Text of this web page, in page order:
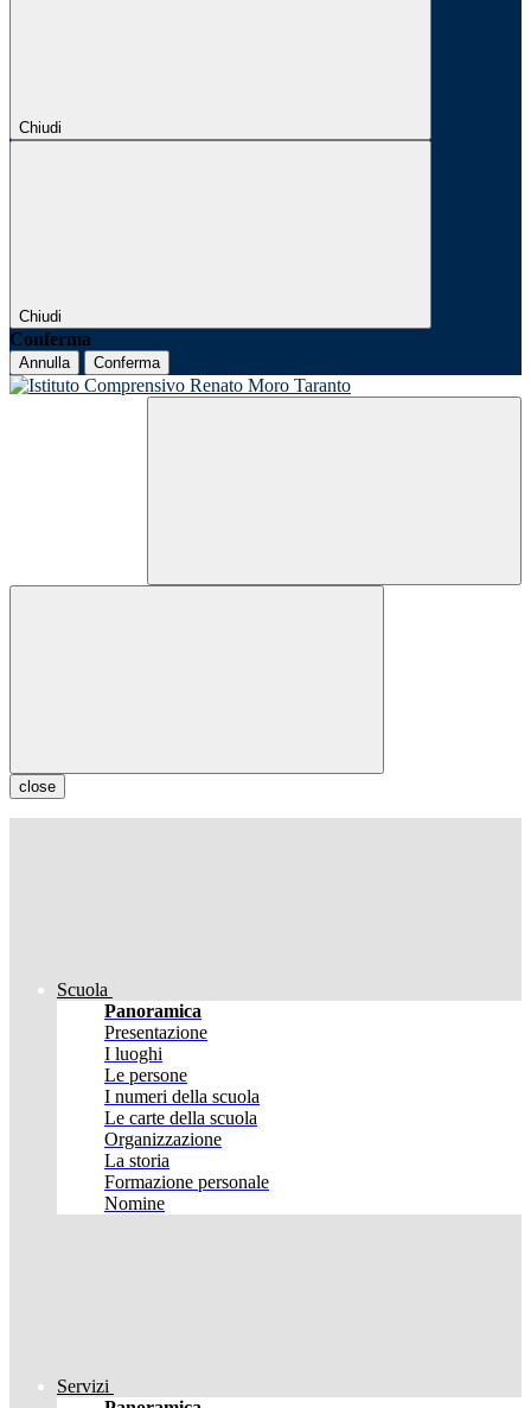
Chiudi
Chiudi
Conferma
Annulla Conferma
close
Scuola
Panoramica
Presentazione
I luoghi
Le persone
I numeri della scuola
Le carte della scuola
Organizzazione
La storia
Formazione personale
Nomine
Servizi